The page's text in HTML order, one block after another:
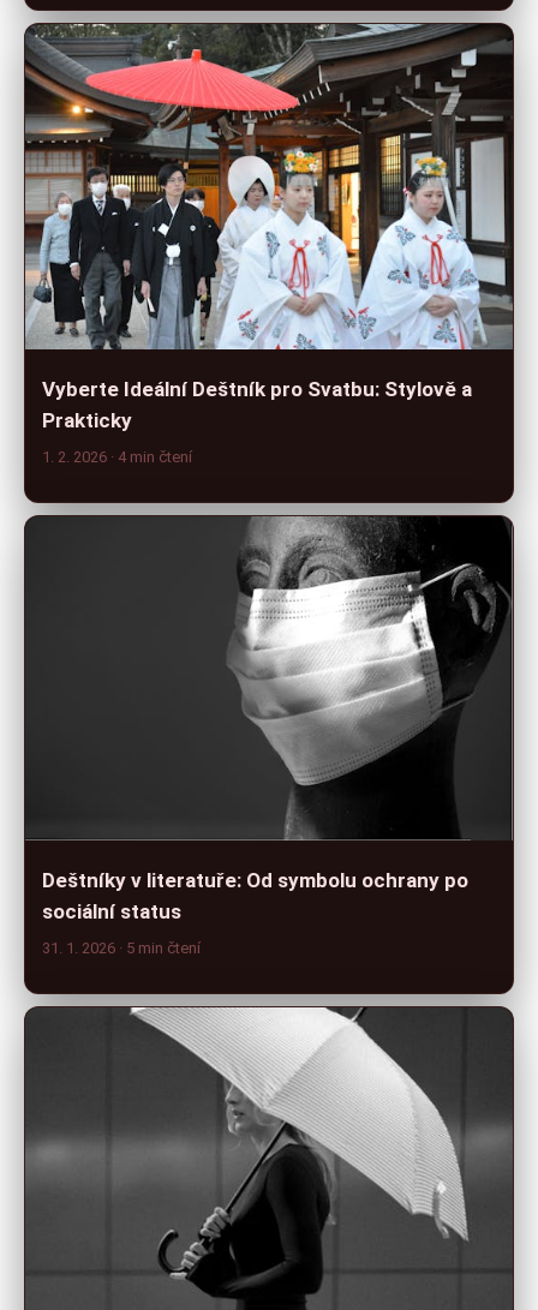
Vyberte Ideální Deštník pro Svatbu: Stylově a
Prakticky
1. 2. 2026 · 4 min čtení
Deštníky v literatuře: Od symbolu ochrany po
sociální status
31. 1. 2026 · 5 min čtení